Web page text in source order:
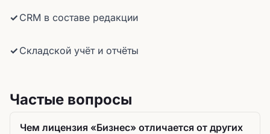
CRM в составе редакции
Складской учёт и отчёты
Частые вопросы
Чем лицензия «Бизнес» отличается от других